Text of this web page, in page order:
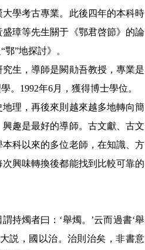
學考古專業。此後四年的本科時
璋等先生關于《鄂君啓節》的論
“鄂”地探討》。
生，導師是闕勛吾教授，專業是
。 1992年6月，獲得博士學位。
理，再後來則越來越多地轉向簡
趣是最好的導師。古文獻、古文
科以來的多位老師，在知識、方
興味轉換後都能找到比較可靠的
燭者曰：‘舉燭。’云而過書‘舉
説，國以治。治則治矣，非書意